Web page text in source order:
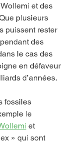
et des
plusieurs
puissent rester
des
le cas des
en défaveur
d’années.
fossiles
le
et
» qui sont